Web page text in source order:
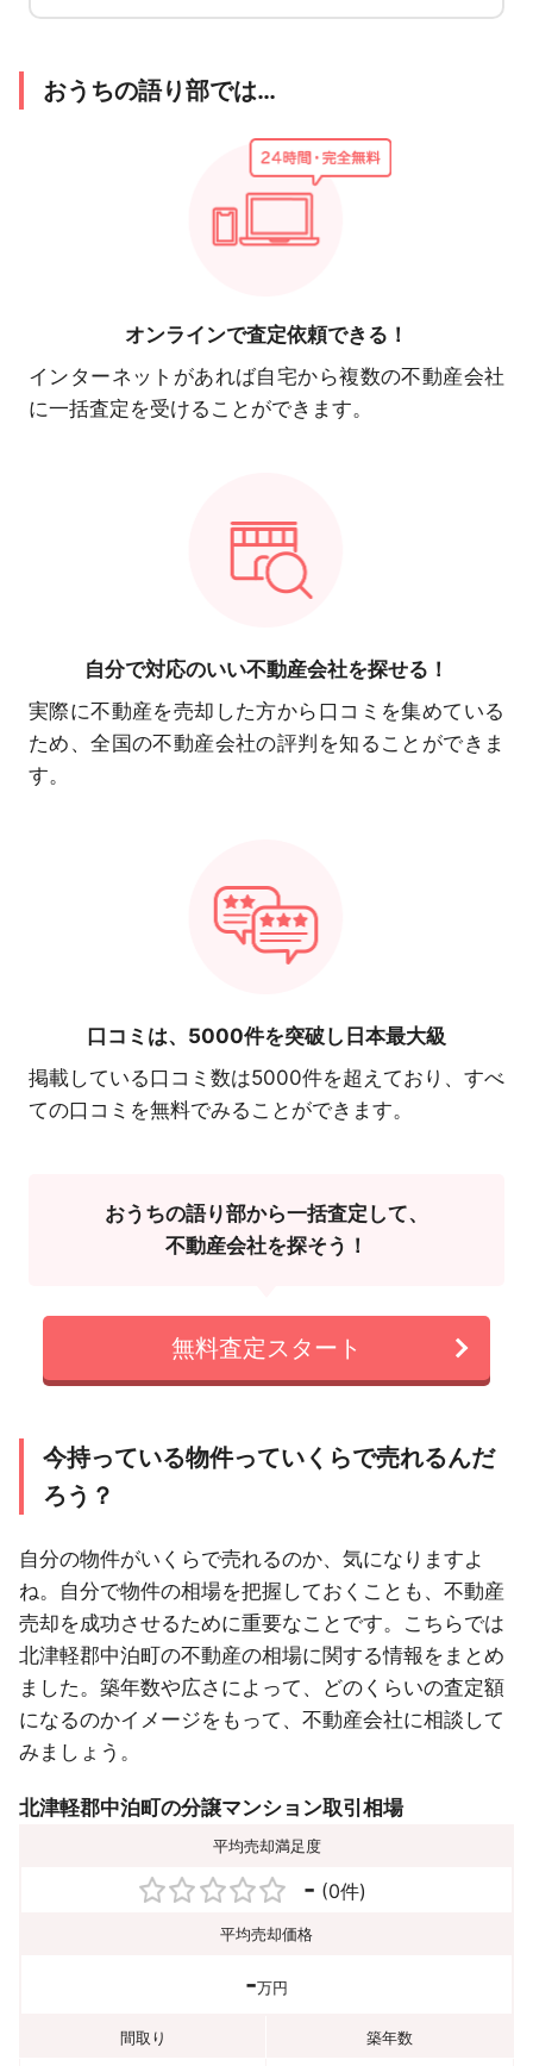
おうちの語り部では…
オンラインで査定依頼できる！
インターネットがあれば自宅から複数の不動産会社
に一括査定を受けることができます。
自分で対応のいい不動産会社を探せる！
実際に不動産を売却した方から口コミを集めている
ため、全国の不動産会社の評判を知ることができま
す。
口コミは、 5000件を突破し日本最大級
掲載している口コミ数は5000件を超えており、すべ
ての口コミを無料でみることができます。
おうちの語り部から一括査定して、
不動産会社を探そう！
無料査定スタート
今持っている物件っていくらで売れるんだ
ろう？
自分の物件がいくらで売れるのか、気になりますよ
ね。自分で物件の相場を把握しておくことも、不動産
売却を成功させるために重要なことです。こちらでは
北津軽郡中泊町の不動産の相場に関する情報をまとめ
ました。築年数や広さによって、どのくらいの査定額
になるのかイメージをもって、不動産会社に相談して
みましょう。
北津軽郡中泊町の分譲マンション取引相場
平均売却満足度
- (0件)
平均売却価格
-万円
間取り 築年数